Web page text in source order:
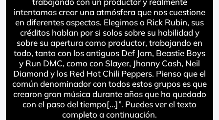
intentamos crear una atmósfera que nos cuestione
en diferentes aspectos. Elegimos a Rick Rubin, sus
créditos hablan por si solos sobre su habilidad y
sobre su apertura como productor, trabajando en
todo, tanto con los antiguos Def Jam, Beastie Boys
y Run DMC, como con Slayer, Jhonny Cash, Neil
Diamond y los Red Hot Chili Peppers. Pienso que el
común denominador con todos estos grupos es que
crearon gran música durante años que ha quedado
con el paso del tiempo[…]”. Puedes ver el texto
completo a continuación.